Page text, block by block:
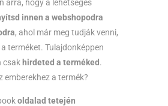
arra, hogy a lehetséges
innen a webshopodra
, ahol már meg tudják venni,
terméket. Tulajdonképpen
csak hirdeted a terméked .
emberekhez a termék?
oldalad tetején